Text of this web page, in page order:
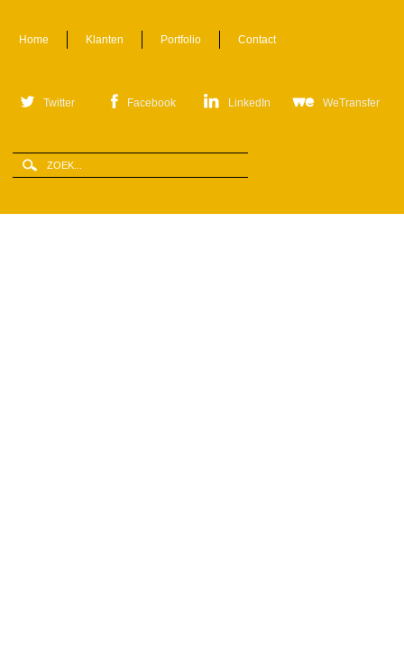
Home Klanten Portfolio Contact
Twitter Facebook LinkedIn WeTransfer
Zoekveld
Zoeken